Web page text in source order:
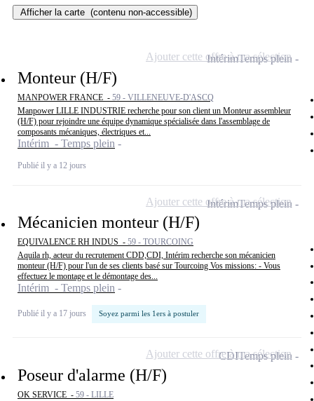
Afficher la carte (contenu non-accessible)
Monteur (H/F)
MANPOWER FRANCE - 59 - VILLENEUVE-D'ASCQ
Manpower LILLE INDUSTRIE recherche pour son client un Monteur assembleur
(H/F) pour rejoindre une équipe dynamique spécialisée dans l'assemblage de
composants mécaniques, électriques et...
Intérim - Temps plein
Publié il y a 12 jours
IntérimTemps plein
Ajouter cette offre à ma sélection
Mécanicien monteur (H/F)
EQUIVALENCE RH INDUS - 59 - TOURCOING
Aquila rh, acteur du recrutement CDD,CDI, Intérim recherche son mécanicien
monteur (H/F) pour l'un de ses clients basé sur Tourcoing Vos missions: - Vous
effectuez le montage et le démontage des...
Intérim - Temps plein
Publié il y a 17 jours Soyez parmi les 1ers à postuler
IntérimTemps plein
Ajouter cette offre à ma sélection
Poseur d'alarme (H/F)
OK SERVICE - 59 - LILLE
CDITemps plein
Ajouter cette offre à ma sélection